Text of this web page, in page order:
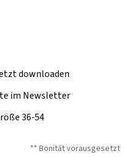
downloaden
im Newsletter
36-54
** Bonität vorausgesetzt